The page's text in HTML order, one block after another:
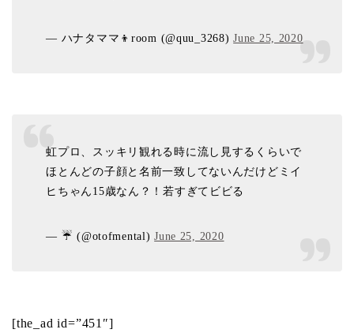
— ハナタママ👦room (@quu_3268)June 25, 2020
虹プロ、スッキリ観れる時に流し見するくらいで
ほとんどの子顔と名前一致してないんだけどミイ
ヒちゃん15歳なん？！若すぎてビビる
— ☔️ (@otofmental)June 25, 2020
[the_ad id=”451″]